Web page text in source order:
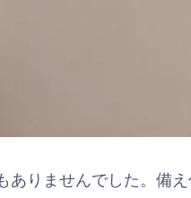
ありませんでした。備